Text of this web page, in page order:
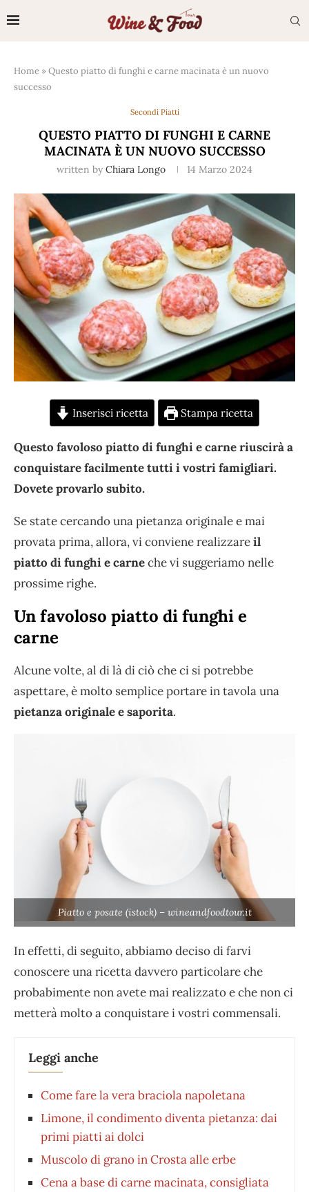
Home »Questo piatto di funghi e carne macinata è un nuovo
successo
Secondi Piatti
QUESTO PIATTO DI FUNGHI E CARNE
MACINATA È UN NUOVO SUCCESSO
written by Chiara Longo 14 Marzo 2024
Inserisci ricetta Stampa ricetta
Questo favoloso piatto di funghi e carne riuscirà a
conquistare facilmente tutti i vostri famigliari.
Dovete provarlo subito.
Se state cercando una pietanza originale e mai
provata prima, allora, vi conviene realizzareil
piatto di funghi e carneche vi suggeriamo nelle
prossime righe.
Un favoloso piatto di funghi e
carne
Alcune volte, al di là di ciò che ci si potrebbe
aspettare, è molto semplice portare in tavola una
pietanza originale e saporita.
Piatto e posate (istock) – wineandfoodtour.it
In effetti, di seguito, abbiamo deciso di farvi
conoscere una ricetta davvero particolare che
probabimente non avete mai realizzato e che non ci
metterà molto a conquistare i vostri commensali.
Leggi anche
Come fare la vera braciola napoletana
Limone, il condimento diventa pietanza: dai
primi piatti ai dolci
Muscolo di grano in Crosta alle erbe
Cena a base di carne macinata, consigliata